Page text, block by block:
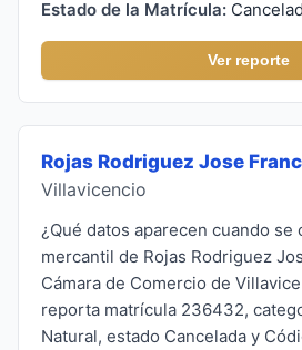
Estado de la Matrícula:
Ver reporte
Rojas Rodriguez Jose
Villavicencio
¿Qué datos aparecen cuando
mercantil de Rojas Rodriguez
Cámara de Comercio de
reporta matrícula 236432,
Natural, estado Cancelada y